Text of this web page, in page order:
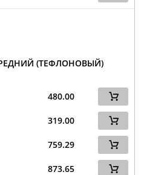
(ТЕФЛОНОВЫЙ)
480.00
319.00
759.29
873.65